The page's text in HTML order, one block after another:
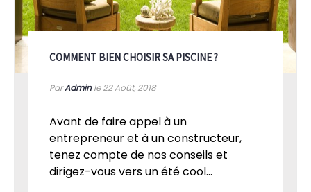
COMMENT BIEN CHOISIR SA PISCINE ?
ParAdminle 22Août, 2018
Avant de faire appel à un
entrepreneur et à un constructeur,
tenez compte de nos conseils et
dirigez-vous vers un été cool...